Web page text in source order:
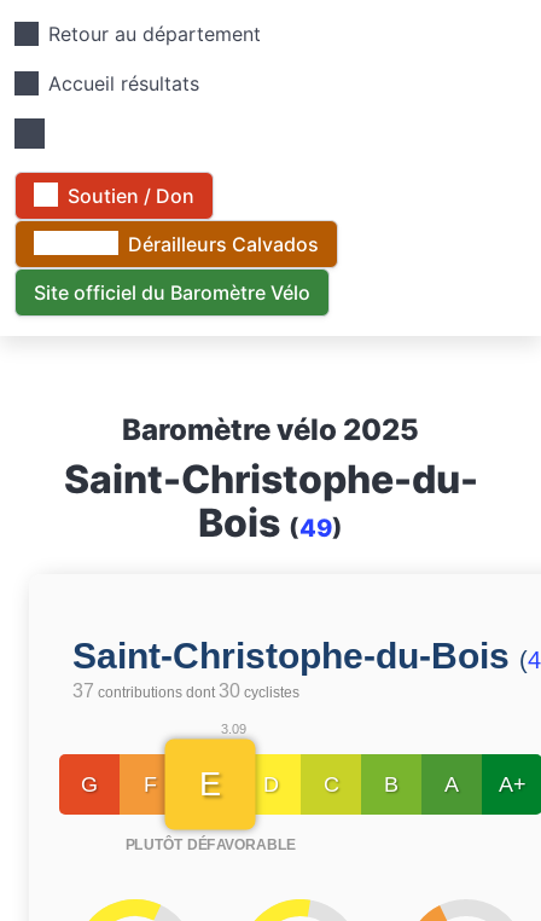
Retour au département
Accueil résultats
Soutien / Don
Dérailleurs Calvados
Site officiel du Baromètre Vélo
Baromètre vélo 2025
Saint-Christophe-du-
Bois (49)
Saint-Christophe-du-Bois (
37 contributions dont 30 cyclistes
G F
3.09
E
PLUTÔT DÉFAVORABLE
D C B A A+